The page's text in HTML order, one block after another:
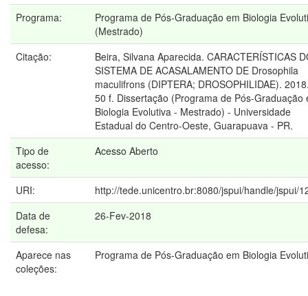
Programa:
Programa de Pós-Graduação em Biologia
(Mestrado)
Citação:
Beira, Silvana Aparecida. CARACTERÍSTICAS
SISTEMA DE ACASALAMENTO DE Drosophila
maculifrons (DIPTERA; DROSOPHILIDAE).
50 f. Dissertação (Programa de Pós-Graduação
Biologia Evolutiva - Mestrado) - Universidade
Estadual do Centro-Oeste, Guarapuava - PR.
Tipo de
acesso:
Acesso Aberto
URI:
http://tede.unicentro.br:8080/jspui/handle/jspui/
Data de
defesa:
26-Fev-2018
Aparece nas
coleções:
Programa de Pós-Graduação em Biologia